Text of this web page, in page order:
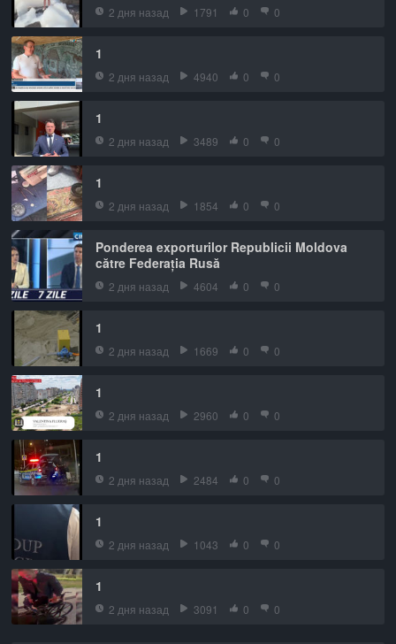
2 дня назад 1791 0 0
1
2 дня назад 4940 0 0
1
2 дня назад 3489 0 0
1
2 дня назад 1854 0 0
Ponderea exporturilor Republicii Moldova
către Federația Rusă
2 дня назад 4604 0 0
1
2 дня назад 1669 0 0
1
2 дня назад 2960 0 0
1
2 дня назад 2484 0 0
1
2 дня назад 1043 0 0
1
2 дня назад 3091 0 0